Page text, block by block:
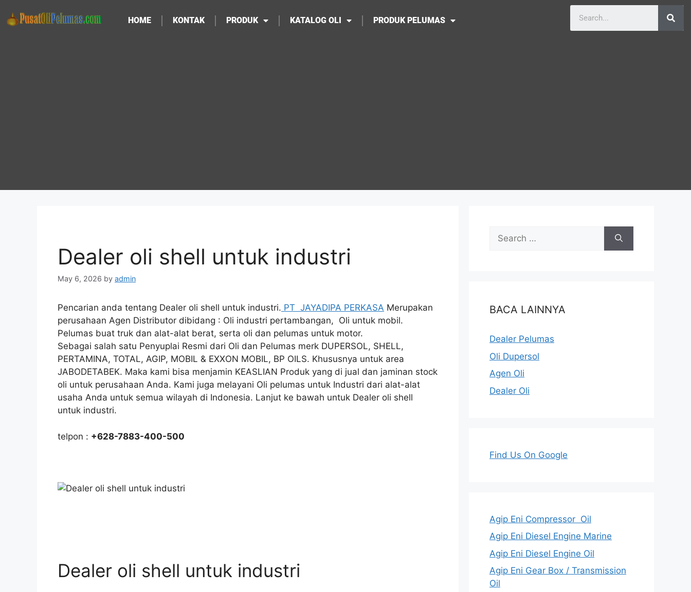
HOME KONTAK PRODUK KATALOG OLI PRODUK PELUMAS
Dealer oli shell untuk industri
May 6, 2026 by admin
Pencarian anda tentang Dealer oli shell untuk industri. PT JAYADIPA PERKASA Merupakan
perusahaan Agen Distributor dibidang : Oli industri pertambangan, Oli untuk mobil.
Pelumas buat truk dan alat-alat berat, serta oli dan pelumas untuk motor.
Sebagai salah satu Penyuplai Resmi dari Oli dan Pelumas merk DUPERSOL, SHELL,
PERTAMINA, TOTAL, AGIP, MOBIL & EXXON MOBIL, BP OILS. Khususnya untuk area
JABODETABEK. Maka kami bisa menjamin KEASLIAN Produk yang di jual dan jaminan stock
oli untuk perusahaan Anda. Kami juga melayani Oli pelumas untuk Industri dari alat-alat
usaha Anda untuk semua wilayah di Indonesia. Lanjut ke bawah untuk Dealer oli shell
untuk industri.
telpon : +628-7883-400-500
Dealer oli shell untuk industri
BACA LAINNYA
Dealer Pelumas
Oli Dupersol
Agen Oli
Dealer Oli
Find Us On Google
Agip Eni Compressor Oil
Agip Eni Diesel Engine Marine
Agip Eni Diesel Engine Oil
Agip Eni Gear Box / Transmission
Oil